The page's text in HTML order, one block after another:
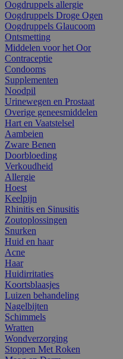
Oogdruppels allergie
Oogdruppels Droge Ogen
Oogdruppels Glaucoom
Ontsmetting
Middelen voor het Oor
Contraceptie
Condooms
Supplementen
Noodpil
Urinewegen en Prostaat
Overige geneesmiddelen
Hart en Vaatstelsel
Aambeien
Zware Benen
Doorbloeding
Verkoudheid
Allergie
Hoest
Keelpijn
Rhinitis en Sinusitis
Zoutoplossingen
Snurken
Huid en haar
Acne
Haar
Huidirritaties
Koortsblaasjes
Luizen behandeling
Nagelbijten
Schimmels
Wratten
Wondverzorging
Stoppen Met Roken